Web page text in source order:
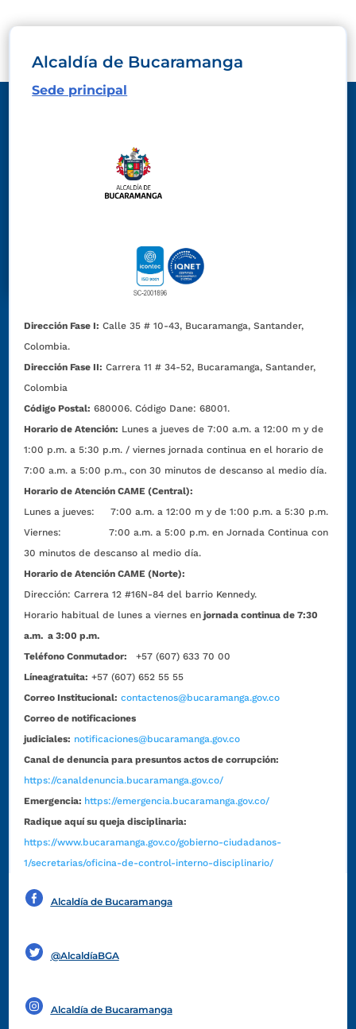
Alcaldía de Bucaramanga
Sede principal
Dirección Fase I: Calle 35 # 10-43, Bucaramanga, Santander,
Colombia.
Dirección Fase II: Carrera 11 # 34-52, Bucaramanga, Santander,
Colombia
Código Postal: 680006. Código Dane: 68001.
Horario de Atención: Lunes a jueves de 7:00 a.m. a 12:00 m y de
1:00 p.m. a 5:30 p.m. / viernes jornada continua en el horario de
7:00 a.m. a 5:00 p.m., con 30 minutos de descanso al medio día.
Horario de Atención CAME (Central):
Lunes a jueves: 7:00 a.m. a 12:00 m y de 1:00 p.m. a 5:30 p.m.
Viernes: 7:00 a.m. a 5:00 p.m. en Jornada Continua con
30 minutos de descanso al medio día.
Horario de Atención CAME (Norte):
Dirección:Carrera 12 #16N-84 del barrio Kennedy.
Horario habitual de lunes a viernes en jornada continua de 7:30
a.m. a 3:00 p.m.
Teléfono Conmutador:
+57 (607) 633 70 00
Líneagratuita: +57 (607) 652 55 55
Correo Institucional: contactenos@bucaramanga.gov.co
Correo de notificaciones
judiciales: notificaciones@bucaramanga.gov.co
Canal de denuncia para presuntos actos de corrupción:
https://canaldenuncia.bucaramanga.gov.co/
Emergencia: https://emergencia.bucaramanga.gov.co/
Radique aquí su queja disciplinaria:
https://www.bucaramanga.gov.co/gobierno-ciudadanos-
1/secretarias/oficina-de-control-interno-disciplinario/
Alcaldía de Bucaramanga
@AlcaldíaBGA
Alcaldía de Bucaramanga